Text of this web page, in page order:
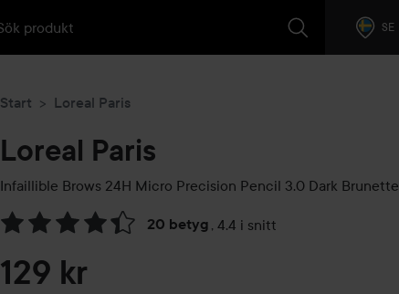
SE
Start Loreal Paris
Loreal Paris
Infaillible Brows 24H Micro Precision Pencil 3.0 Dark Brunette
20 betyg , 4.4 i snitt
Hoppa till Betyg & kommentarer
129 kr